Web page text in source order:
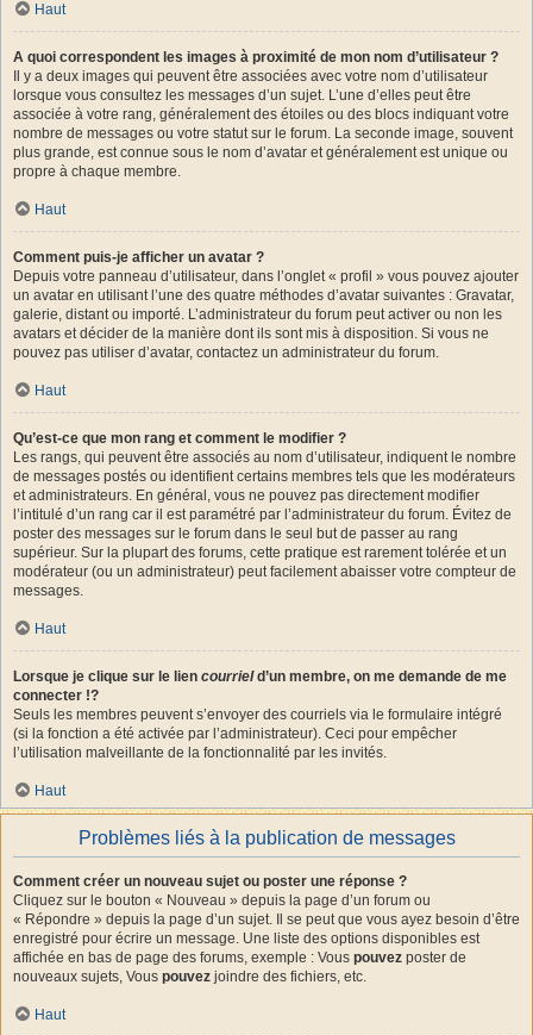
Haut
A quoi correspondent les images à proximité de mon nom d’utilisateur ?
Il y a deux images qui peuvent être associées avec votre nom d’utilisateur
lorsque vous consultez les messages d’un sujet. L’une d’elles peut être
associée à votre rang, généralement des étoiles ou des blocs indiquant votre
nombre de messages ou votre statut sur le forum. La seconde image, souvent
plus grande, est connue sous le nom d’avatar et généralement est unique ou
propre à chaque membre.
Haut
Comment puis-je afficher un avatar ?
Depuis votre panneau d’utilisateur, dans l’onglet « profil » vous pouvez ajouter
un avatar en utilisant l’une des quatre méthodes d’avatar suivantes : Gravatar,
galerie, distant ou importé. L’administrateur du forum peut activer ou non les
avatars et décider de la manière dont ils sont mis à disposition. Si vous ne
pouvez pas utiliser d’avatar, contactez un administrateur du forum.
Haut
Qu’est-ce que mon rang et comment le modifier ?
Les rangs, qui peuvent être associés au nom d’utilisateur, indiquent le nombre
de messages postés ou identifient certains membres tels que les modérateurs
et administrateurs. En général, vous ne pouvez pas directement modifier
l’intitulé d’un rang car il est paramétré par l’administrateur du forum. Évitez de
poster des messages sur le forum dans le seul but de passer au rang
supérieur. Sur la plupart des forums, cette pratique est rarement tolérée et un
modérateur (ou un administrateur) peut facilement abaisser votre compteur de
messages.
Haut
Lorsque je clique sur le lien courrield’un membre, on me demande de me
connecter !?
Seuls les membres peuvent s’envoyer des courriels via le formulaire intégré
(si la fonction a été activée par l’administrateur). Ceci pour empêcher
l’utilisation malveillante de la fonctionnalité par les invités.
Haut
Problèmes liés à la publication de messages
Comment créer un nouveau sujet ou poster une réponse ?
Cliquez sur le bouton « Nouveau » depuis la page d’un forum ou
« Répondre » depuis la page d’un sujet. Il se peut que vous ayez besoin d’être
enregistré pour écrire un message. Une liste des options disponibles est
affichée en bas de page des forums, exemple : Vous pouvez poster de
nouveaux sujets, Vous pouvez joindre des fichiers, etc.
Haut